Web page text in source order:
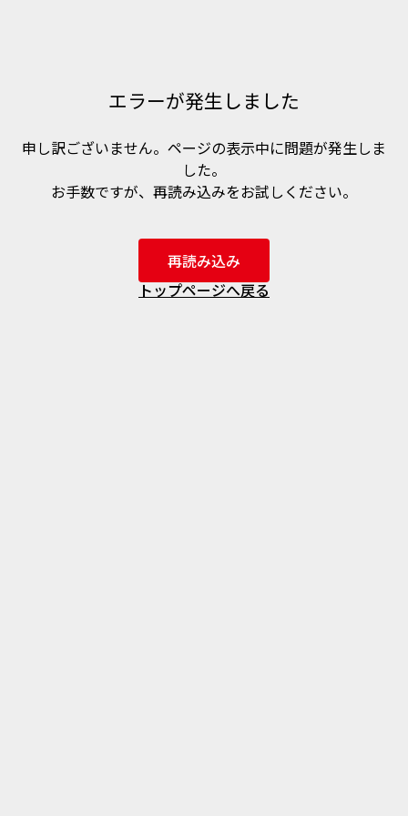
エラーが発生しました
申し訳ございません。ページの表示中に問題が発生しま
した。
お手数ですが、再読み込みをお試しください。
再読み込み
トップページへ戻る